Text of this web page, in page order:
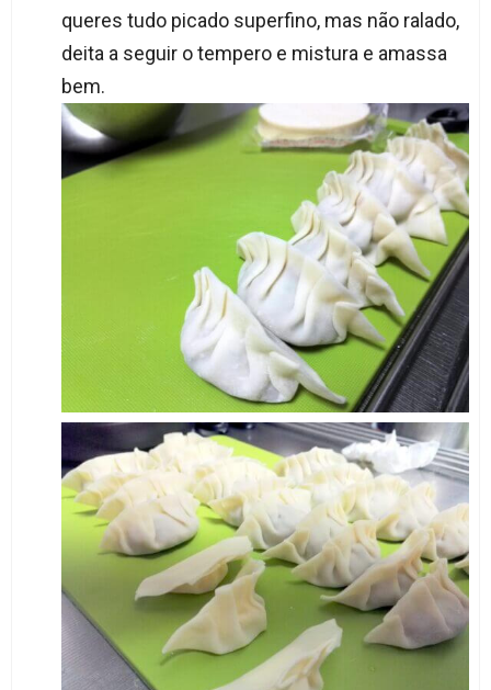
queres tudo picado superfino, mas não ralado,
deita a seguir o tempero e mistura e amassa
bem.